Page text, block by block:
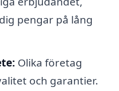
pengar på lång
Olika företag
och garantier.